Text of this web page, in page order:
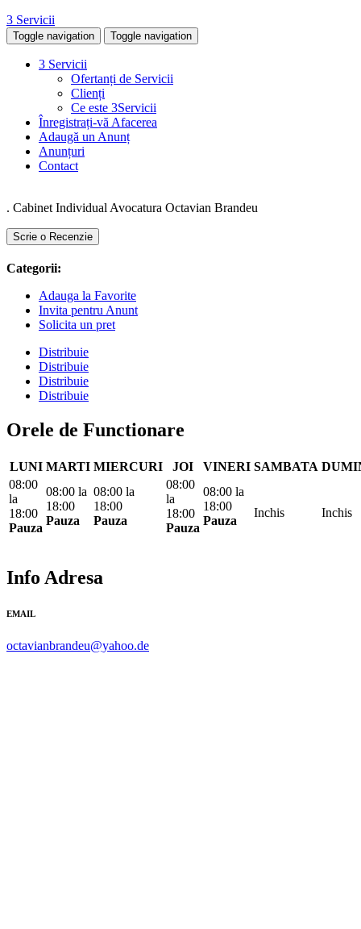
3 Servicii
Toggle navigation Toggle navigation
3 Servicii
Ofertanți de Servicii
Clienți
Ce este 3Servicii
Înregistrați-vă Afacerea
Adaugă un Anunț
Anunțuri
Contact
. Cabinet Individual Avocatura Octavian Brandeu
Scrie o Recenzie
Categorii:
Adauga la Favorite
Invita pentru Anunt
Solicita un pret
Distribuie
Distribuie
Distribuie
Distribuie
Orele de Functionare
LUNI MARTI MIERCURI JOI VINERI SAMBATA
08:00
la
18:00
Pauza
08:00 la
18:00
Pauza
08:00 la
18:00
Pauza
08:00
la
18:00
Pauza
08:00 la
18:00
Pauza
Inchis Inchis
Info Adresa
EMAIL
octavianbrandeu@yahoo.de